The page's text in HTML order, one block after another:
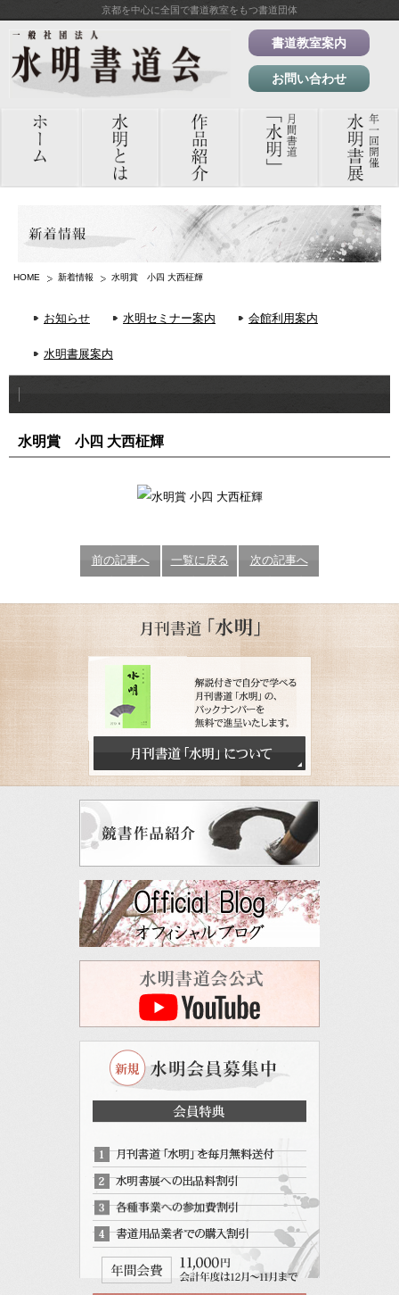
京都を中心に全国で書道教室をもつ書道団体
書道教室案内
お問い合わせ
HOME 新着情報 水明賞 小四 大西柾輝
お知らせ 水明セミナー案内 会館利用案内
水明書展案内
水明賞 小四 大西柾輝
前の記事へ 一覧に戻る 次の記事へ